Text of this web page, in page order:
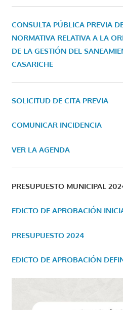
CONSULTA PÚBLICA PREVIA
NORMATIVA RELATIVA A LA
DE LA GESTIÓN DEL
CASARICHE
SOLICITUD DE CITA PREVIA
COMUNICAR INCIDENCIA
VER LA AGENDA
PRESUPUESTO MUNICIPAL
EDICTO DE APROBACIÓN
PRESUPUESTO 2024
EDICTO DE APROBACIÓN